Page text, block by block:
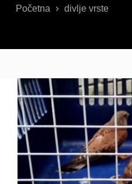
Početna
divlje vrste